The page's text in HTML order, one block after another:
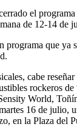
el
de 12-14 de
que ya
cabe
rockeros
World,
16 de julio,
en la Plaza del